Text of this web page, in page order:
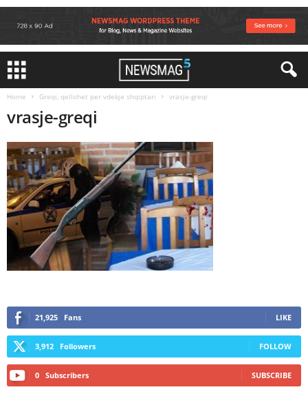
Home Greqi, qellohet per vdekje shqiptari vrasje-greqi
vrasje-greqi
21,925 Fans LIKE
3,912 Followers FOLLOW
0 Subscribers SUBSCRIBE